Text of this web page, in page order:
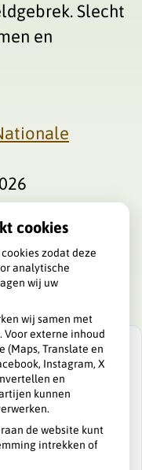
Slecht
en
voor
om dit te
cookies
zodat deze
analytische
wij uw
wij samen met
Voor externe inhoud
(Maps, Translate en
Instagram, X
en
kunnen
de website kunt
intrekken of